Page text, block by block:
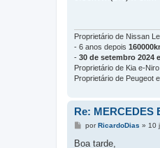
m
Proprietário de Nissan
- 6 anos depois
- 30 de setembro 2024
Proprietário de Kia e-
Proprietário de Peugeot
Re: MERCEDES
M
n
porRicardoDias » 10
Boa tarde,